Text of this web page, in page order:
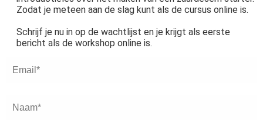
Zodat je meteen aan de slag kunt als de cursus online is.
Schrijf je nu in op de wachtlijst en je krijgt als eerste
bericht als de workshop online is.